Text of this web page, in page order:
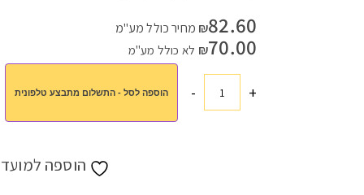
₪82.60
מחיר כולל מע"מ
₪70.00 לא כולל מע"מ
+כמות
- הוספה לסל - התשלום מתבצע טלפונית
הוספה